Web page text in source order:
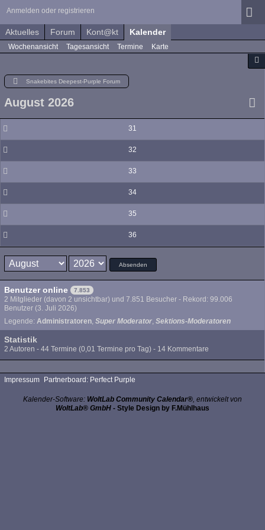
Anmelden oder registrieren
Aktuelles Forum Kont@kt Kalender
Wochenansicht Tagesansicht Termine Karte
Snakebites Deepest-Purple Forum
August 2026
31
32
33
34
35
36
Absenden
Benutzer online 7.853
2 Mitglieder (davon 2 unsichtbar) und 7.851 Besucher - Rekord: 99.006
Benutzer (3. Juli 2026)
Legende: Administratoren Super Moderator Sektions-Moderatoren
Statistik
2 Autoren - 44 Termine (0,01 Termine pro Tag) - 14 Kommentare
Impressum Partnerboard: Perfect Purple
Kalender-Software: WoltLab Community Calendar®, entwickelt von
WoltLab® GmbH